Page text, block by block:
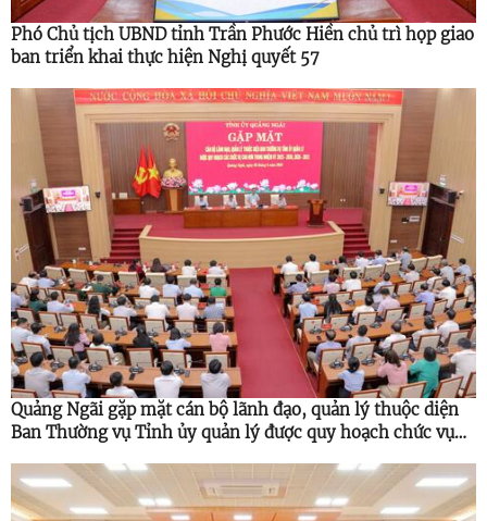
Phó Chủ tịch UBND tỉnh Trần Phước Hiền chủ trì họp giao
ban triển khai thực hiện Nghị quyết 57
Quảng Ngãi gặp mặt cán bộ lãnh đạo, quản lý thuộc diện
Ban Thường vụ Tỉnh ủy quản lý được quy hoạch chức vụ